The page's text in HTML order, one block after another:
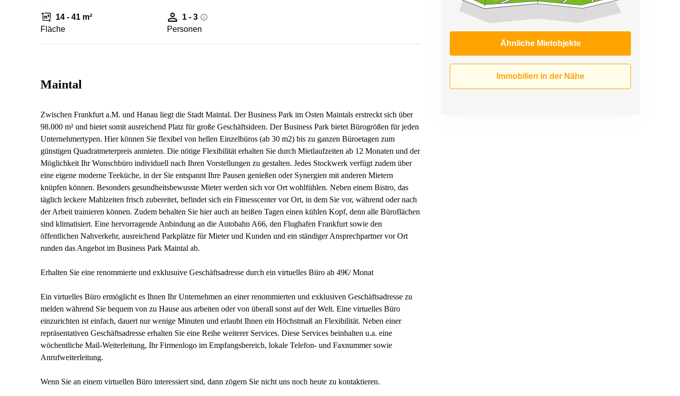
14 - 41 m²
Fläche
1 - 3
Personen
Ähnliche Mietobjekte
Immobilien in der Nähe
Maintal
Zwischen Frankfurt a.M. und Hanau liegt die Stadt Maintal. Der Business Park im Osten Maintals erstreckt sich über
98.000 m² und bietet somit ausreichend Platz für große Geschäftsideen. Der Business Park bietet Bürogrößen für jeden
Unternehmertypen. Hier können Sie flexibel von hellen Einzelbüros (ab 30 m2) bis zu ganzen Büroetagen zum
günstigen Quadratmeterpreis anmieten. Die nötige Flexibilität erhalten Sie durch Mietlaufzeiten ab 12 Monaten und der
Möglichkeit Ihr Wunschbüro individuell nach Ihren Vorstellungen zu gestalten. Jedes Stockwerk verfügt zudem über
eine eigene moderne Teeküche, in der Sie entspannt Ihre Pausen genießen oder Synergien mit anderen Mietern
knüpfen können. Besonders gesundheitsbewusste Mieter werden sich vor Ort wohlfühlen. Neben einem Bistro, das
täglich leckere Mahlzeiten frisch zubereitet, befindet sich ein Fitnesscenter vor Ort, in dem Sie vor, während oder nach
der Arbeit trainieren können. Zudem behalten Sie hier auch an heißen Tagen einen kühlen Kopf, denn alle Büroflächen
sind klimatisiert. Eine hervorragende Anbindung an die Autobahn A66, den Flughafen Frankfurt sowie den
öffentlichen Nahverkehr, ausreichend Parkplätze für Mieter und Kunden und ein ständiger Ansprechpartner vor Ort
runden das Angebot im Business Park Maintal ab.
Erhalten Sie eine renommierte und exklusuive Geschäftsadresse durch ein virtuelles Büro ab 49€/ Monat
Ein virtuelles Büro ermöglicht es Ihnen Ihr Unternehmen an einer renommierten und exklusiven Geschäftsadresse zu
melden während Sie bequem von zu Hause aus arbeiten oder von überall sonst auf der Welt. Eine virtuelles Büro
einzurichten ist einfach, dauert nur wenige Minuten und erlaubt Ihnen ein Höchstmaß an Flexibilität. Neben einer
repräsentativen Geschäftsadresse erhalten Sie eine Reihe weiterer Services. Diese Services beinhalten u.a. eine
wöchentliche Mail-Weiterleitung, Ihr Firmenlogo im Empfangsbereich, lokale Telefon- und Faxnummer sowie
Anrufweiterleitung.
Wenn Sie an einem virtuellen Büro interessiert sind, dann zögern Sie nicht uns noch heute zu kontaktieren.